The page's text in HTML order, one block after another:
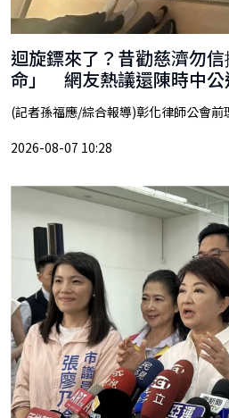
迴旋鏢來了？昔勸慈濟勿
命」 網友熱議還陳時中公
(記者孫福應/綜合報導)彰化律師公會前
2026-08-07 10:28